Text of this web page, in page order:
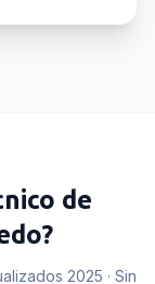
de
?
2025 · Sin